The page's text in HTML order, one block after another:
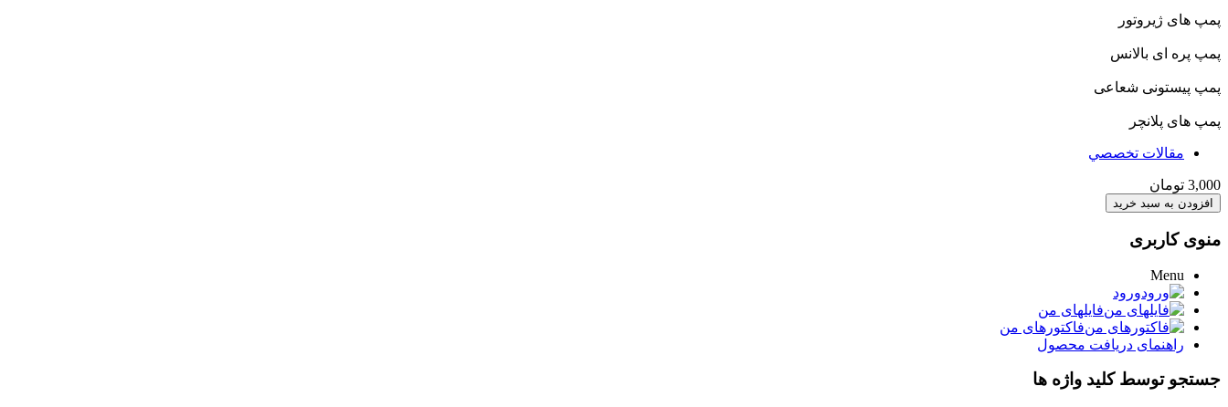
پمپ های ژیروتور
پمپ پره ای بالانس
پمپ پیستونی شعاعی
پمپ های پلانچر
مقالات تخصصي
3,000 تومان
منوی کاربری
Menu
ورود
فایلهای من
فاکتورهای من
راهنمای دریافت محصول
جستجو توسط کلید واژه ها